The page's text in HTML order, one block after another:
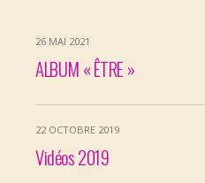
26 MAI 2021
ALBUM « ÊTRE »
22 OCTOBRE 2019
Vidéos 2019